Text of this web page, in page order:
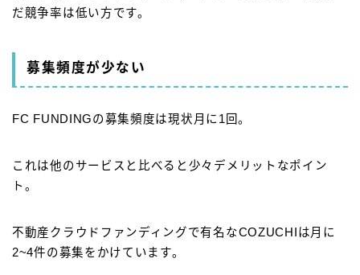
だ競争率は低い方です。
募集頻度が少ない
FC FUNDINGの募集頻度は現状月に1回。
これは他のサービスと比べると少々デメリットなポイン
ト。
不動産クラウドファンディングで有名なCOZUCHIは月に
2~4件の募集をかけています。